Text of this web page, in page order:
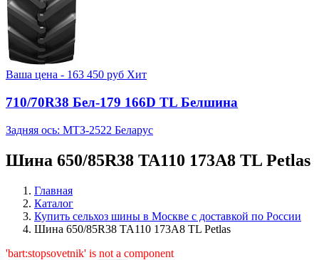
Ваша цена - 163 450 руб Хит
710/70R38 Бел-179 166D TL Белшина
Задняя ось: МТЗ-2522 Беларус
Шина 650/85R38 TA110 173A8 TL Petlas
Главная
Каталог
Купить сельхоз шины в Москве с доставкой по России
Шина 650/85R38 TA110 173A8 TL Petlas
'bart:stopsovetnik' is not a component